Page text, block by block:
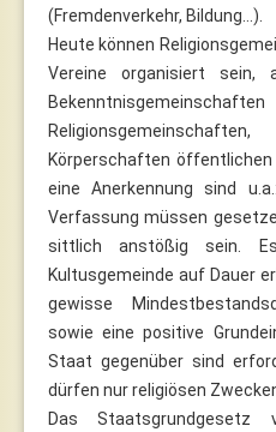
(Fremdenverkehr, Bildung…).
Heute können
Vereine organisiert sein,
Körperschaften
eine Anerkennung sind
Verfassung müssen
sittlich anstößig sein.
Kultusgemeinde auf Dauer
gewisse
sowie eine positive
Staat gegenüber sind
dürfen nur religiösen
Das